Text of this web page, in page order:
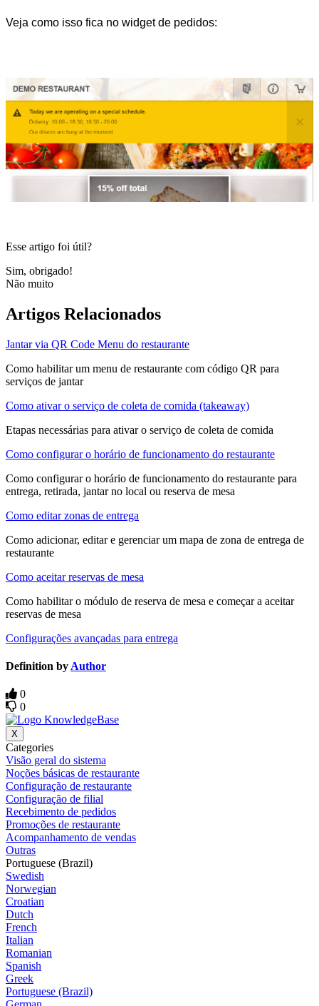
Veja como isso fica no widget de pedidos:
Esse artigo foi útil?
Sim, obrigado!
Não muito
Artigos Relacionados
Jantar via QR Code Menu do restaurante
Como habilitar um menu de restaurante com código QR para
serviços de jantar
Como ativar o serviço de coleta de comida (takeaway)
Etapas necessárias para ativar o serviço de coleta de comida
Como configurar o horário de funcionamento do restaurante
Como configurar o horário de funcionamento do restaurante para
entrega, retirada, jantar no local ou reserva de mesa
Como editar zonas de entrega
Como adicionar, editar e gerenciar um mapa de zona de entrega de
restaurante
Como aceitar reservas de mesa
Como habilitar o módulo de reserva de mesa e começar a aceitar
reservas de mesa
Configurações avançadas para entrega
Definition by Author
0
0
X
Categories
Visão geral do sistema
Noções básicas de restaurante
Configuração de restaurante
Configuração de filial
Recebimento de pedidos
Promoções de restaurante
Acompanhamento de vendas
Outras
Portuguese (Brazil)
Swedish
Norwegian
Croatian
Dutch
French
Italian
Romanian
Spanish
Greek
Portuguese (Brazil)